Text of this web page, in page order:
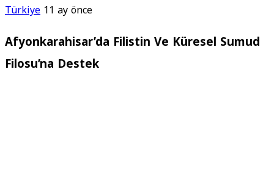
Türkiye 11 ay önce
Afyonkarahisar’da Filistin Ve Küresel Sumud
Filosu’na Destek